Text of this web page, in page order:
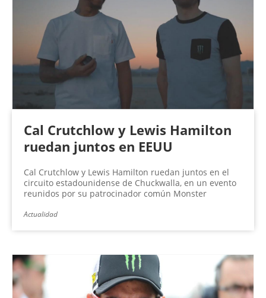
Cal Crutchlow y Lewis Hamilton
ruedan juntos en EEUU
Cal Crutchlow y Lewis Hamilton ruedan juntos en el
circuito estadounidense de Chuckwalla, en un evento
reunidos por su patrocinador común Monster
Actualidad